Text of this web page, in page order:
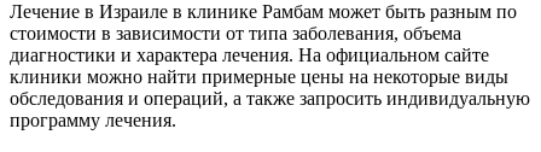
Лечение в Израиле в клинике Рамбам может быть разным по
стоимости в зависимости от типа заболевания, объема
диагностики и характера лечения. На официальном сайте
клиники можно найти примерные цены на некоторые виды
обследования и операций, а также запросить индивидуальную
программу лечения.